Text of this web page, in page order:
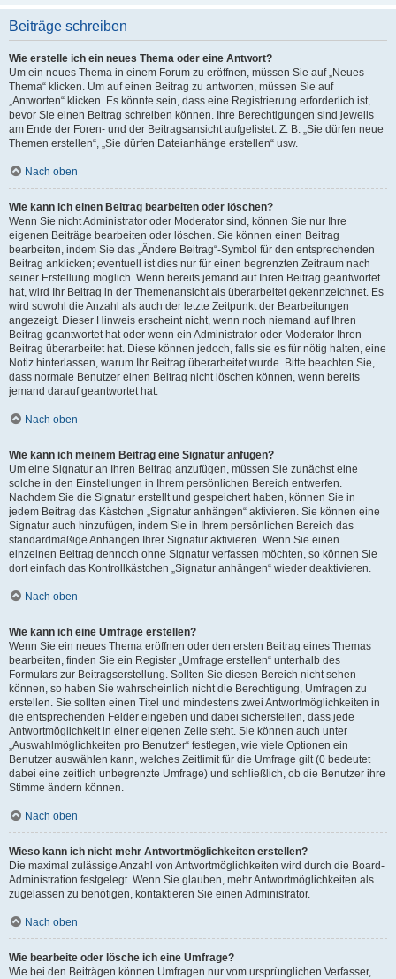
Beiträge schreiben
Wie erstelle ich ein neues Thema oder eine Antwort?
Um ein neues Thema in einem Forum zu eröffnen, müssen Sie auf „Neues
Thema“ klicken. Um auf einen Beitrag zu antworten, müssen Sie auf
„Antworten“ klicken. Es könnte sein, dass eine Registrierung erforderlich ist,
bevor Sie einen Beitrag schreiben können. Ihre Berechtigungen sind jeweils
am Ende der Foren- und der Beitragsansicht aufgelistet. Z. B. „Sie dürfen neue
Themen erstellen“, „Sie dürfen Dateianhänge erstellen“ usw.
Nach oben
Wie kann ich einen Beitrag bearbeiten oder löschen?
Wenn Sie nicht Administrator oder Moderator sind, können Sie nur Ihre
eigenen Beiträge bearbeiten oder löschen. Sie können einen Beitrag
bearbeiten, indem Sie das „Ändere Beitrag“-Symbol für den entsprechenden
Beitrag anklicken; eventuell ist dies nur für einen begrenzten Zeitraum nach
seiner Erstellung möglich. Wenn bereits jemand auf Ihren Beitrag geantwortet
hat, wird Ihr Beitrag in der Themenansicht als überarbeitet gekennzeichnet. Es
wird sowohl die Anzahl als auch der letzte Zeitpunkt der Bearbeitungen
angezeigt. Dieser Hinweis erscheint nicht, wenn noch niemand auf Ihren
Beitrag geantwortet hat oder wenn ein Administrator oder Moderator Ihren
Beitrag überarbeitet hat. Diese können jedoch, falls sie es für nötig halten, eine
Notiz hinterlassen, warum Ihr Beitrag überarbeitet wurde. Bitte beachten Sie,
dass normale Benutzer einen Beitrag nicht löschen können, wenn bereits
jemand darauf geantwortet hat.
Nach oben
Wie kann ich meinem Beitrag eine Signatur anfügen?
Um eine Signatur an Ihren Beitrag anzufügen, müssen Sie zunächst eine
solche in den Einstellungen in Ihrem persönlichen Bereich entwerfen.
Nachdem Sie die Signatur erstellt und gespeichert haben, können Sie in
jedem Beitrag das Kästchen „Signatur anhängen“ aktivieren. Sie können eine
Signatur auch hinzufügen, indem Sie in Ihrem persönlichen Bereich das
standardmäßige Anhängen Ihrer Signatur aktivieren. Wenn Sie einen
einzelnen Beitrag dennoch ohne Signatur verfassen möchten, so können Sie
dort einfach das Kontrollkästchen „Signatur anhängen“ wieder deaktivieren.
Nach oben
Wie kann ich eine Umfrage erstellen?
Wenn Sie ein neues Thema eröffnen oder den ersten Beitrag eines Themas
bearbeiten, finden Sie ein Register „Umfrage erstellen“ unterhalb des
Formulars zur Beitragserstellung. Sollten Sie diesen Bereich nicht sehen
können, so haben Sie wahrscheinlich nicht die Berechtigung, Umfragen zu
erstellen. Sie sollten einen Titel und mindestens zwei Antwortmöglichkeiten in
die entsprechenden Felder eingeben und dabei sicherstellen, dass jede
Antwortmöglichkeit in einer eigenen Zeile steht. Sie können auch unter
„Auswahlmöglichkeiten pro Benutzer“ festlegen, wie viele Optionen ein
Benutzer auswählen kann, welches Zeitlimit für die Umfrage gilt (0 bedeutet
dabei eine zeitlich unbegrenzte Umfrage) und schließlich, ob die Benutzer ihre
Stimme ändern können.
Nach oben
Wieso kann ich nicht mehr Antwortmöglichkeiten erstellen?
Die maximal zulässige Anzahl von Antwortmöglichkeiten wird durch die Board-
Administration festgelegt. Wenn Sie glauben, mehr Antwortmöglichkeiten als
zugelassen zu benötigen, kontaktieren Sie einen Administrator.
Nach oben
Wie bearbeite oder lösche ich eine Umfrage?
Wie bei den Beiträgen können Umfragen nur vom ursprünglichen Verfasser,